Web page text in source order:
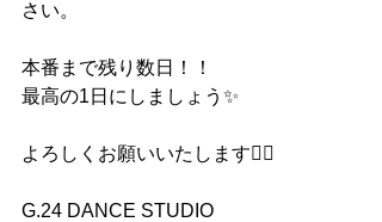
さい。
本番まで残り数日！！
最高の1日にしましょう✨
よろしくお願いいたします🙇‍♀️
G.24 DANCE STUDIO